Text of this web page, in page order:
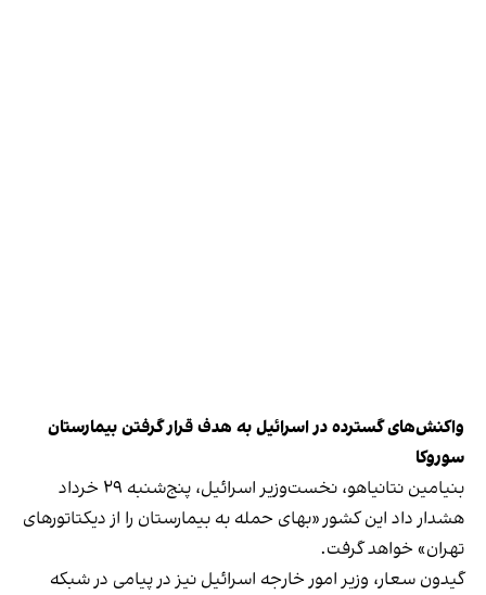
واکنش‌های گسترده در اسرائیل به هدف قرار گرفتن بیمارستان
سوروکا
بنیامین نتانیاهو، نخست‌وزیر اسرائیل، پنج‌شنبه ۲۹ خرداد
هشدار داد این کشور «بهای حمله به بیمارستان را از دیکتاتورهای
تهران» خواهد گرفت.
گیدون سعار، وزیر امور خارجه اسرائیل نیز در پیامی در شبکه